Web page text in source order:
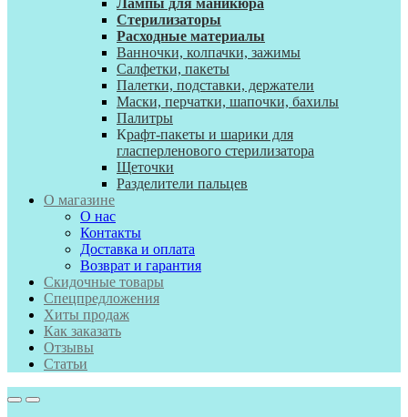
Лампы для маникюра
Стерилизаторы
Расходные материалы
Ванночки, колпачки, зажимы
Салфетки, пакеты
Палетки, подставки, держатели
Маски, перчатки, шапочки, бахилы
Палитры
Крафт-пакеты и шарики для
гласперленового стерилизатора
Щеточки
Разделители пальцев
О магазине
О нас
Контакты
Доставка и оплата
Возврат и гарантия
Скидочные товары
Спецпредложения
Хиты продаж
Как заказать
Отзывы
Статьи